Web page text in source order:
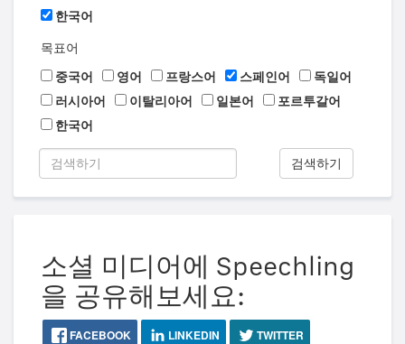
한국어
목표어
중국어
영어 프랑스어 스페인어
독일어
러시아어
이탈리아어 일본어
포르투갈어
한국어
검색하기
소셜 미디어에 Speechling
을 공유해보세요:
FACEBOOK LINKEDIN
TWITTER